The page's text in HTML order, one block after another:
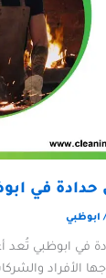
حدادة في
/ ابوظبي
في ابوظبي تُعد
الأفراد